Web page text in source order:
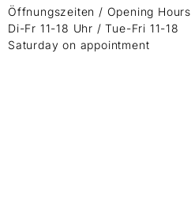
Öffnungszeiten / Opening Hours
Di-Fr 11-18 Uhr / Tue-Fri 11-18
Saturday on appointment